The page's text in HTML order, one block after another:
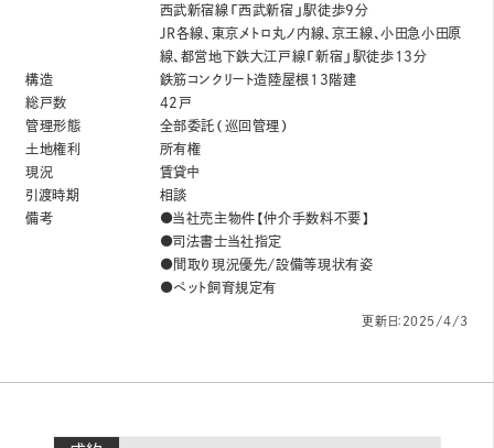
西武新宿線「西武新宿」駅徒歩9分
JR各線、東京メトロ丸ノ内線、京王線、小田急小田原
線、都営地下鉄大江戸線「新宿」駅徒歩13分
構造
鉄筋コンクリート造陸屋根13階建
総戸数
42戸
管理形態
全部委託（巡回管理）
土地権利
所有権
現況
賃貸中
引渡時期
相談
備考
●当社売主物件【仲介手数料不要】
●司法書士当社指定
●間取り現況優先/設備等現状有姿
●ペット飼育規定有
更新日：2025/4/3